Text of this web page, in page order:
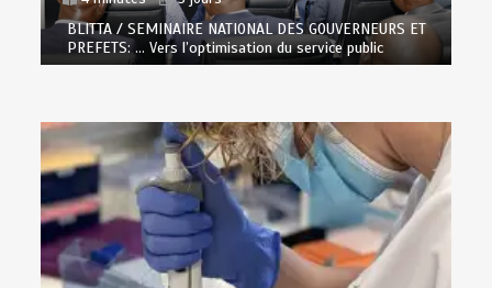
BLITTA / SEMINAIRE NATIONAL DES GOUVERNEURS ET
PREFETS: … Vers l’optimisation du service public